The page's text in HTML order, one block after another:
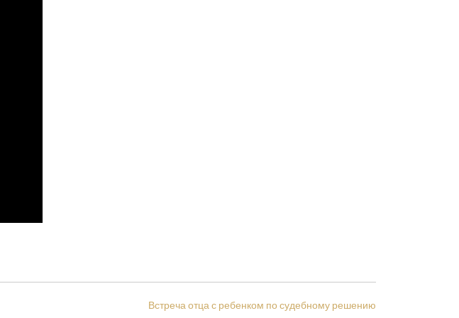
Встреча отца с ребенком по судебному решению